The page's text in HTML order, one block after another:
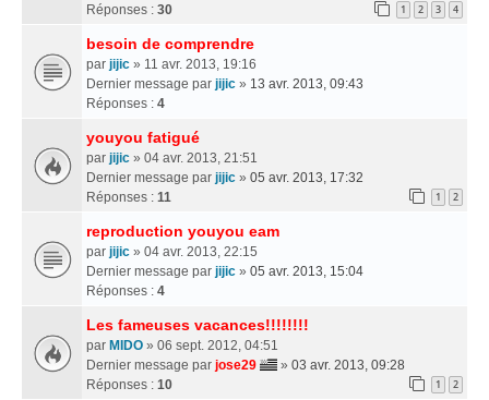
Réponses : 30 1 2 3 4
besoin de comprendre
par jijic » 11 avr. 2013, 19:16
Dernier message par jijic » 13 avr. 2013, 09:43
Réponses : 4
youyou fatigué
par jijic » 04 avr. 2013, 21:51
Dernier message par jijic » 05 avr. 2013, 17:32
Réponses : 11 1 2
reproduction youyou eam
par jijic » 04 avr. 2013, 22:15
Dernier message par jijic » 05 avr. 2013, 15:04
Réponses : 4
Les fameuses vacances!!!!!!!!
par MIDO » 06 sept. 2012, 04:51
Dernier message par jose29 » 03 avr. 2013, 09:28
Réponses : 10 1 2